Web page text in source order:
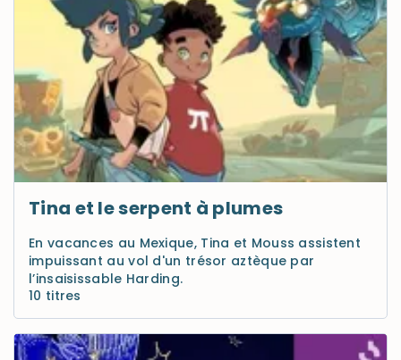
Tina et le serpent à plumes
En vacances au Mexique, Tina et Mouss assistent
impuissant au vol d'un trésor aztèque par
l’insaisissable Harding.
10 titres